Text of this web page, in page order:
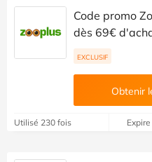
Code promo
dès 69€
EXCLUSIF
Obtenir
Utilisé 230 fois